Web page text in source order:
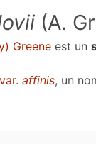
(A.
Greene est un
affinis, un